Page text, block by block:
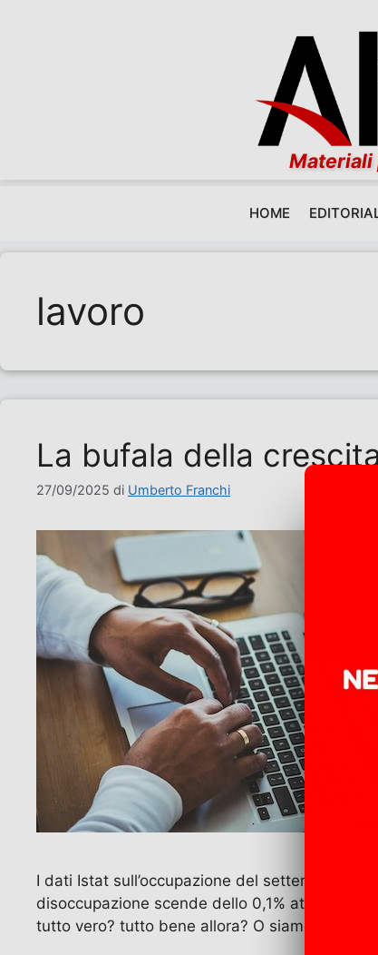
Materiali
HOME
lavoro
La bufala della
27/09/2025 di Umberto Franchi
I dati Istat sull’occupazione del settembre
disoccupazione scende dello 0,1%
tutto vero? tutto bene allora? O siamo solo in